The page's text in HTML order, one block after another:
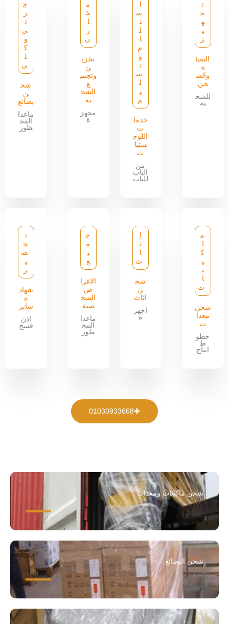
ت
ج
ه
ي
ز
التعبئ
ة
والش
حن
للشح
نة
س
ت
ل
ا
م
و
ت
س
ل
ي
م
خدما
ت
اللوج
ستيا
ت
من
الباب
للباب
م
خ
ا
ز
ن
تخزي
ن
وتجمي
ع
الشح
نة
مجهز
ة
ج
ز
ئ
ى
و
ك
ل
ى
شح
ن
بضائع
ماعدا
المح
ظور
م
ا
ك
ي
ن
ا
ت
شحن
معدا
ت
خطو
ط
انتاج
ث
ا
ث
شح
ن
اثاث
اجهز
ة
ج
م
ي
ع
الاغرا
ض
الشخ
صية
ماعدا
المح
ظور
ت
ح
ض
ي
ر
شهاد
ة
سابر
اذن
فسح
01030933668
شحن ماكينات ومعدات
شحن البضائع